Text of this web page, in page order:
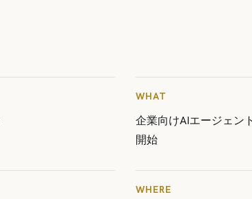
WHAT
企業向けAIエージェン
開始
WHERE